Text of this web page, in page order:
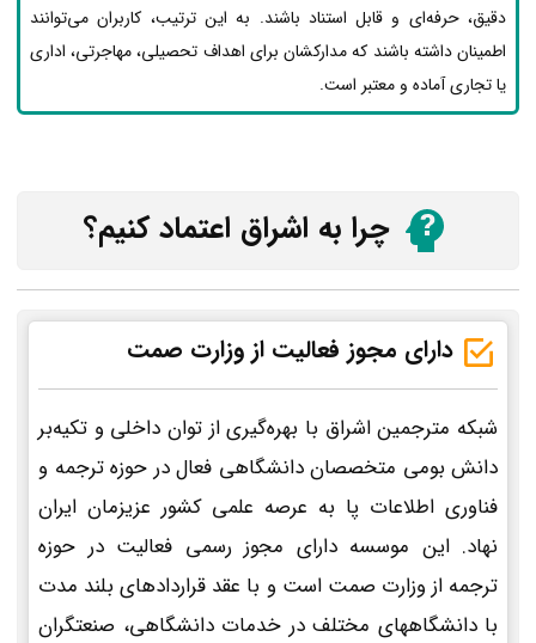
دقیق، حرفه‌ای و قابل استناد باشند. به این ترتیب، کاربران می‌توانند
اطمینان داشته باشند که مدارکشان برای اهداف تحصیلی، مهاجرتی، اداری
یا تجاری آماده و معتبر است.
چرا به اشراق اعتماد کنیم؟
دارای مجوز فعالیت از وزارت صمت
شبکه مترجمین اشراق با بهره‌گیری از توان داخلی و تکیه‌بر
دانش بومی متخصصان دانشگاهی فعال در حوزه ترجمه و
فناوری اطلاعات پا به عرصه علمی کشور عزیزمان ایران
نهاد. این موسسه دارای مجوز رسمی فعالیت در حوزه
ترجمه از وزارت صمت است و با عقد قراردادهای بلند مدت
با دانشگاههای مختلف در خدمات دانشگاهی، صنعتگران